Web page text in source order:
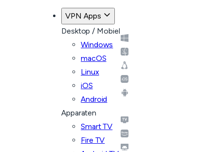
VPN Apps
Desktop / Mobiel
Windows
macOS
Linux
iOS
Android
Apparaten
Smart TV
Fire TV